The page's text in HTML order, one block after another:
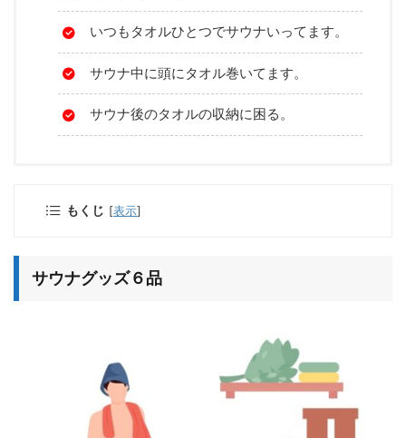
いつもタオルひとつでサウナいってます。
サウナ中に頭にタオル巻いてます。
サウナ後のタオルの収納に困る。
もくじ [表示]
サウナグッズ６品